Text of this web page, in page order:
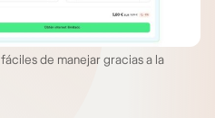
de manejar gracias a la